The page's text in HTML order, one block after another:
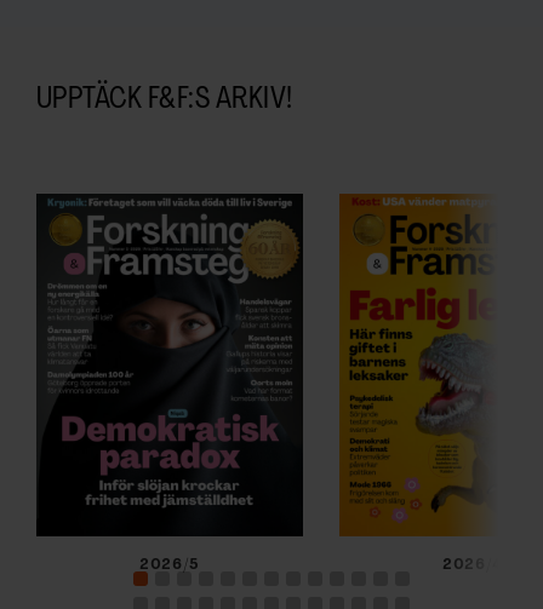
UPPTÄCK F&F:S ARKIV!
2026/5 2026/4